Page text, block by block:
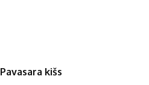
Pavasara kišs